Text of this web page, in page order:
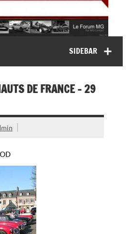
MG Contact
MG F, MG A, Midget…)SIDEBAR
DE FRANCE – 29